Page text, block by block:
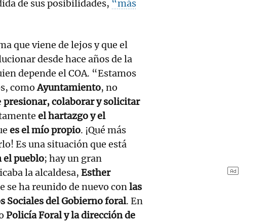
de sus posibilidades, “más
que viene de lejos y que el
desde hace años de la
depende el COA. “Estamos
comoAyuntamiento, no
presionar, colaborar y solicitar
el hartazgo y el
es el mío propio. ¡Qué más
Es una situación que está
el pueblo; hay un gran
la alcaldesa, Esther
se ha reunido de nuevo conlas
Sociales del Gobierno foral. En
Policía Foral y la dirección de